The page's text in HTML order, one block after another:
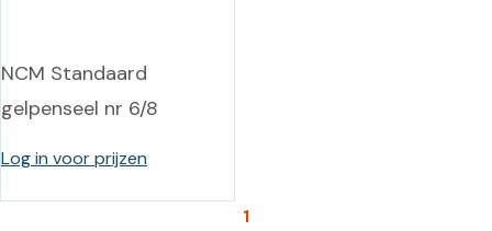
NCM Standaard
gelpenseel nr 6/8
Log in voor prijzen
1